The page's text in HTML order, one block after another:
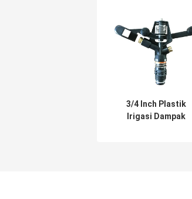
3/4 Inch Plastik
Irigasi Dampak